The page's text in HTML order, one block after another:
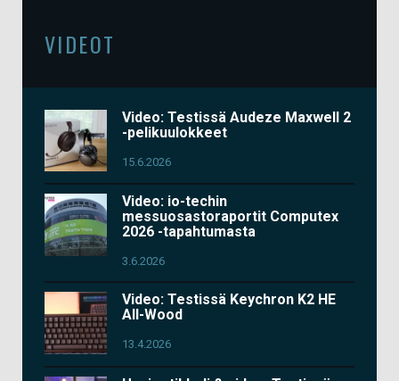
VIDEOT
Video: Testissä Audeze Maxwell 2
-pelikuulokkeet
15.6.2026
Video: io-techin
messuosastoraportit Computex
2026 -tapahtumasta
3.6.2026
Video: Testissä Keychron K2 HE
All-Wood
13.4.2026